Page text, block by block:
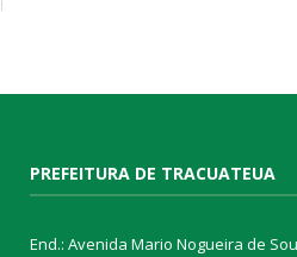
PREFEITURA DE TRACUATEUA
End.: Avenida Mario Nogueira de